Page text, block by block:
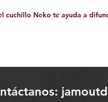
cuchillo Neko te ayuda a